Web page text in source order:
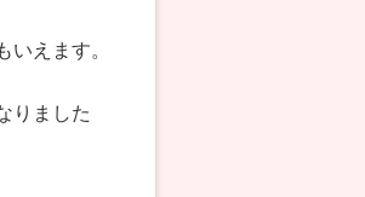
えます。
りました